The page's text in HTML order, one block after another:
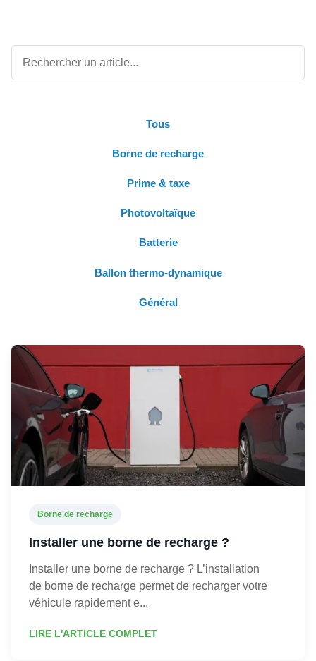
Tous
Borne de recharge
Prime & taxe
Photovoltaïque
Batterie
Ballon thermo-dynamique
Général
Borne de recharge
Installer une borne de recharge ?
Installer une borne de recharge ? L’installation
de borne de recharge permet de recharger votre
véhicule rapidement e...
LIRE L'ARTICLE COMPLET